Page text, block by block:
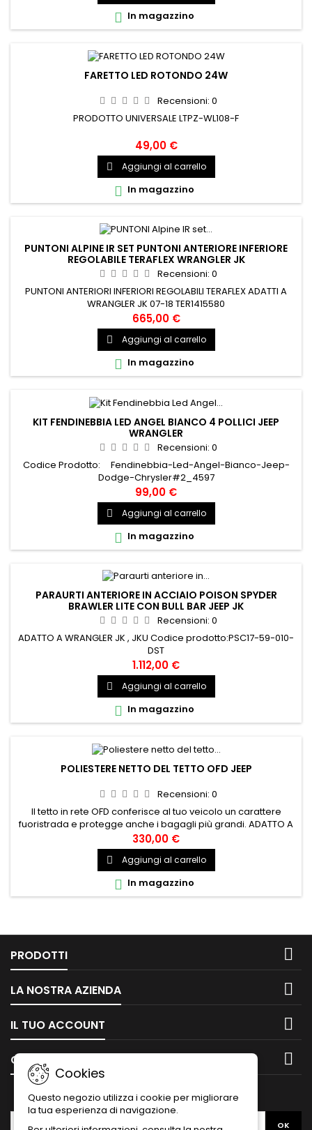
 In magazzino
FARETTO LED ROTONDO 24W
Recensioni: 0
PRODOTTO UNIVERSALE LTPZ-WL108-F
49,00 €
 Aggiungi al carrello
 In magazzino
PUNTONI ALPINE IR SET PUNTONI ANTERIORE INFERIORE
REGOLABILE TERAFLEX WRANGLER JK
Recensioni: 0
PUNTONI ANTERIORI INFERIORI REGOLABILI TERAFLEX ADATTI A
WRANGLER JK 07-18 TER1415580
665,00 €
 Aggiungi al carrello
 In magazzino
KIT FENDINEBBIA LED ANGEL BIANCO 4 POLLICI JEEP
WRANGLER
Recensioni: 0
Codice Prodotto: Fendinebbia-Led-Angel-Bianco-Jeep-
Dodge-Chrysler#2_4597
99,00 €
 Aggiungi al carrello
 In magazzino
PARAURTI ANTERIORE IN ACCIAIO POISON SPYDER
BRAWLER LITE CON BULL BAR JEEP JK
Recensioni: 0
ADATTO A WRANGLER JK , JKU Codice prodotto:PSC17-59-010-
DST
1.112,00 €
 Aggiungi al carrello
 In magazzino
POLIESTERE NETTO DEL TETTO OFD JEEP
Recensioni: 0
Il tetto in rete OFD conferisce al tuo veicolo un carattere
fuoristrada e protegge anche i bagagli più grandi. ADATTO A
WRANGLER JKU Codice prodotto:OFJK4DNR239
330,00 €
 Aggiungi al carrello
 In magazzino
PRODOTTI 
LA NOSTRA AZIENDA 
IL TUO ACCOUNT 
CONTATTO 
Cookies
Questo negozio utilizza i cookie per migliorare
la tua esperienza di navigazione.
NEWSLETTER